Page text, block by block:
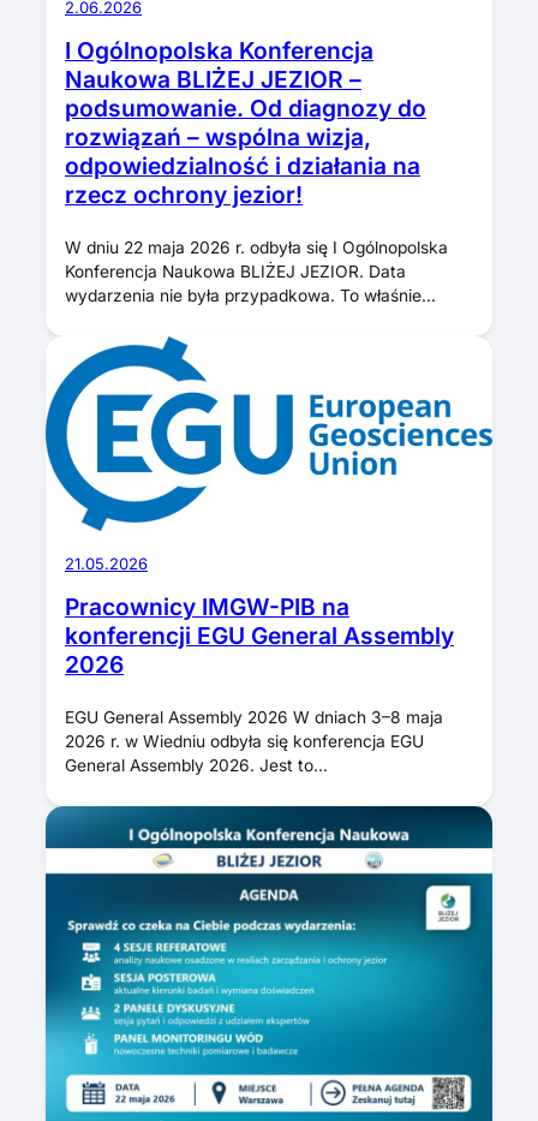
2.06.2026
I Ogólnopolska Konferencja
Naukowa BLIŻEJ JEZIOR –
podsumowanie. Od diagnozy do
rozwiązań – wspólna wizja,
odpowiedzialność i działania na
rzecz ochrony jezior!
W dniu 22 maja 2026 r. odbyła się I Ogólnopolska
Konferencja Naukowa BLIŻEJ JEZIOR. Data
wydarzenia nie była przypadkowa. To właśnie…
21.05.2026
Pracownicy IMGW-PIB na
konferencji EGU General Assembly
2026
EGU General Assembly 2026 W dniach 3–8 maja
2026 r. w Wiedniu odbyła się konferencja EGU
General Assembly 2026. Jest to…